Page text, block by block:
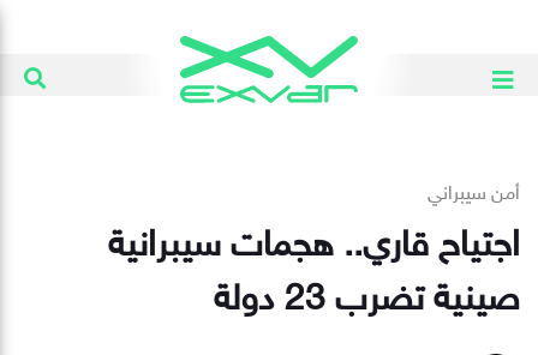
أمن سيبراني
اجتياح قاري.. هجمات سيبرانية
صينية تضرب 23 دولة